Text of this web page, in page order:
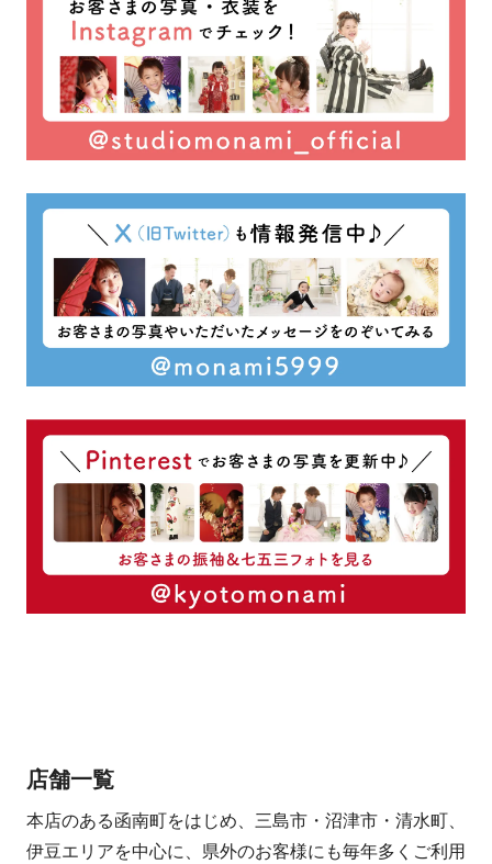
店舗一覧
本店のある函南町をはじめ、三島市・沼津市・清水町、
伊豆エリアを中心に、県外のお客様にも毎年多くご利用